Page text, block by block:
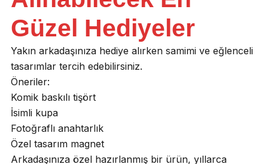
Güzel Hediyeler
Yakın arkadaşınıza hediye alırken samimi ve eğlenceli
tasarımlar tercih edebilirsiniz.
Öneriler:
Komik baskılı tişört
İsimli kupa
Fotoğraflı anahtarlık
Özel tasarım magnet
Arkadaşınıza özel hazırlanmış bir ürün, yıllarca